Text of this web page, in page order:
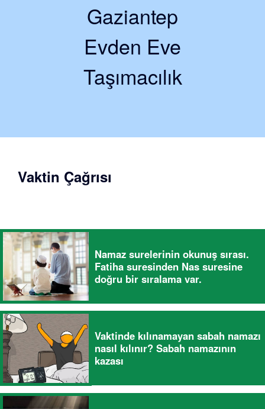
Gaziantep
Evden Eve
Taşımacılık
Vaktin Çağrısı
Namaz surelerinin okunuş sırası.
Fatiha suresinden Nas suresine
doğru bir sıralama var.
Vaktinde kılınamayan sabah namazı
nasıl kılınır? Sabah namazının
kazası